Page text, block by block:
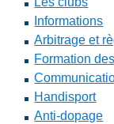
Informations
Arbitrage et
Formation
Handisport
Anti-dopage